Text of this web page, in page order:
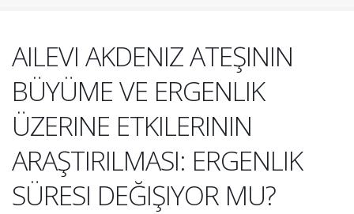
AILEVI AKDENIZ ATEŞININ
BÜYÜME VE ERGENLIK
ÜZERINE ETKILERININ
ARAŞTIRILMASI: ERGENLIK
SÜRESI DEĞIŞIYOR MU?